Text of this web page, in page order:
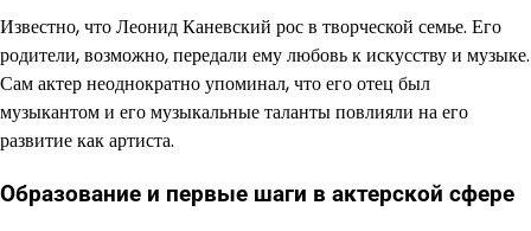
Известно, что Леонид Каневский рос в творческой семье. Его
родители, возможно, передали ему любовь к искусству и музыке.
Сам актер неоднократно упоминал, что его отец был
музыкантом и его музыкальные таланты повлияли на его
развитие как артиста.
Образование и первые шаги в актерской сфере